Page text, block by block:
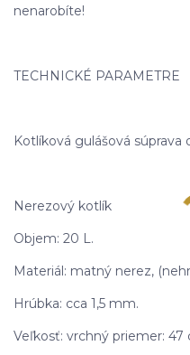
nenarobíte!
TECHNICKÉ PARAMETRE
Kotlíková gulášová súprava
Nerezový kotlík
Objem: 20 L.
Materiál: matný nerez,
Hrúbka: cca 1,5 mm.
Veľkosť: vrchný priemer: 47